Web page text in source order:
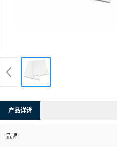
产品详请
品牌